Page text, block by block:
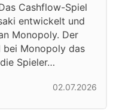
Cashflow-Spiel
entwickelt und
Monopoly. Der
bei Monopoly das
Spieler…
02.07.2026